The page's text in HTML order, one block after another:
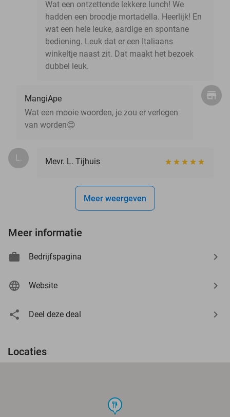
Wat een ontzettende lekkere lunch! We
hadden een broodje mortadella. Heerlijk! En
wat een hele leuke, aardige en spontane
bediening. Leuk dat er een Italiaans
winkeltje naast zit. Dat maakt het bezoek
dubbel leuk.
MangiApe
Wat een mooie woorden, je zou er verlegen
van worden😊
L. Mevr. L. Tijhuis
Meer weergeven
Meer informatie
Bedrijfspagina
Website
Deel deze deal
Locaties
food